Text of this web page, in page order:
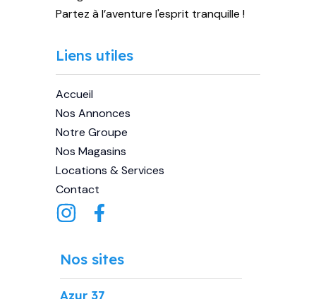
Partez à l’aventure l'esprit tranquille !
Liens utiles
Accueil
Nos Annonces
Notre Groupe
Nos Magasins
Locations & Services
Contact
Nos sites
Azur 37